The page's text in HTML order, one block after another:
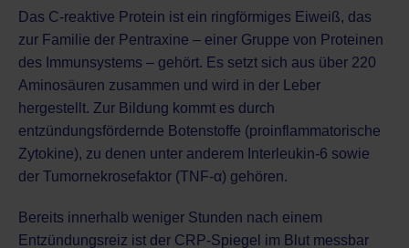
Das C-reaktive Protein ist ein ringförmiges Eiweiß, das
zur Familie der Pentraxine – einer Gruppe von Proteinen
des Immunsystems – gehört. Es setzt sich aus über 220
Aminosäuren zusammen und wird in der Leber
hergestellt. Zur Bildung kommt es durch
entzündungsfördernde Botenstoffe (proinflammatorische
Zytokine), zu denen unter anderem Interleukin-6 sowie
der Tumornekrosefaktor (TNF-α) gehören.
Bereits innerhalb weniger Stunden nach einem
Entzündungsreiz ist der CRP-Spiegel im Blut messbar